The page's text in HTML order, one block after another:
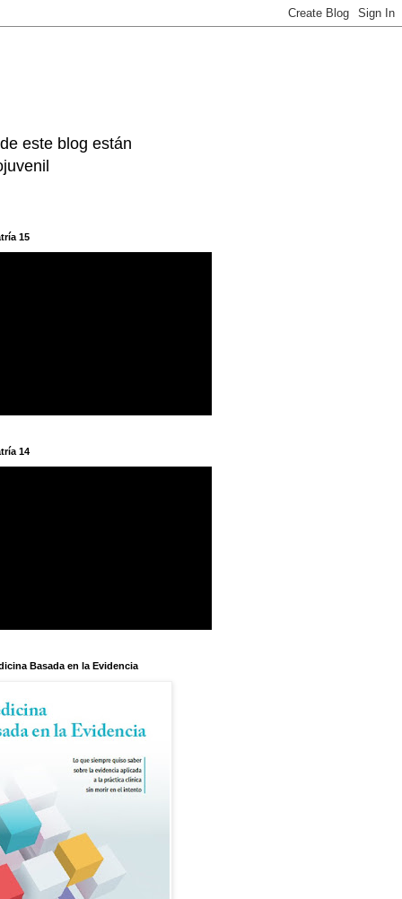
este blog están
15
14
Basada en la Evidencia